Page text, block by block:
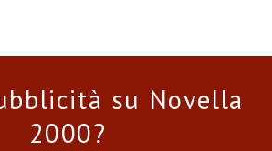
su Novella
2000?